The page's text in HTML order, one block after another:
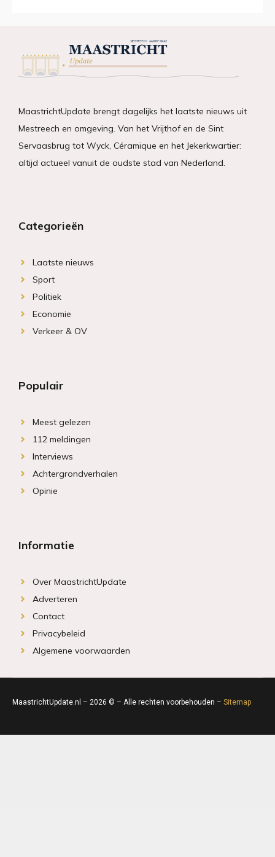
MaastrichtUpdate brengt dagelijks het laatste nieuws uit
Mestreech en omgeving. Van het Vrijthof en de Sint
Servaasbrug tot Wyck, Céramique en het Jekerkwartier:
altijd actueel vanuit de oudste stad van Nederland.
Categorieën
Laatste nieuws
Sport
Politiek
Economie
Verkeer & OV
Populair
Meest gelezen
112 meldingen
Interviews
Achtergrondverhalen
Opinie
Informatie
Over MaastrichtUpdate
Adverteren
Contact
Privacybeleid
Algemene voorwaarden
MaastrichtUpdate.nl – 2026 © – Alle rechten voorbehouden – Sitemap